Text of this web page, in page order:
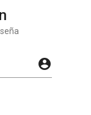
account_circle